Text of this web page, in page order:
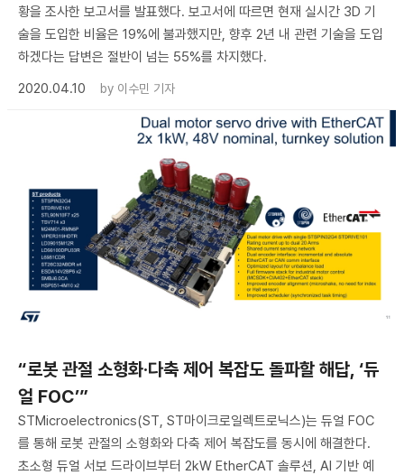
황을 조사한 보고서를 발표했다. 보고서에 따르면 현재 실시간 3D 기
술을 도입한 비율은 19%에 불과했지만, 향후 2년 내 관련 기술을 도입
하겠다는 답변은 절반이 넘는 55%를 차지했다.
2020.04.10
by 이수민 기자
“로봇 관절 소형화·다축 제어 복잡도 돌파할 해답, ‘듀
얼 FOC’”
STMicroelectronics(ST, ST마이크로일렉트로닉스)는 듀얼 FOC
를 통해 로봇 관절의 소형화와 다축 제어 복잡도를 동시에 해결한다.
초소형 듀얼 서보 드라이브부터 2kW EtherCAT 솔루션, AI 기반 예